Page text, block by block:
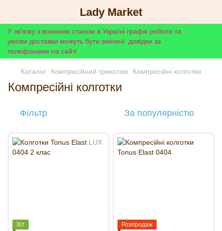
Lady Market
У зв'язку з воєнним станом в Україні графік роботи та
умови доставки можуть бути змінені: довідки за
телефонами на сайті
Каталог Компресійний трикотаж Компресійні колготки
Компресійні колготки
Фільтр За популярністю
Хіт Розпродаж